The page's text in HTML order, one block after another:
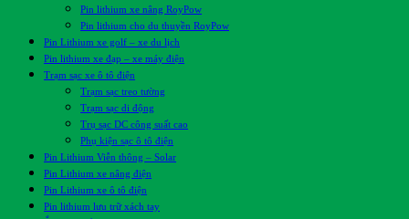
Pin lithium xe nâng RoyPow
Pin lithium cho du thuyền RoyPow
Pin Lithium xe golf – xe du lịch
Pin lithium xe đạp – xe máy điện
Trạm sạc xe ô tô điện
Trạm sạc treo tường
Trạm sạc di động
Trụ sạc DC công suất cao
Phụ kiện sạc ô tô điện
Pin Lithium Viễn thông – Solar
Pin Lithium xe nâng điện
Pin Lithium xe ô tô điện
Pin lithium lưu trữ xách tay